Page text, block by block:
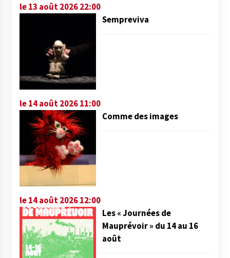
le 13 août 2026 22:00
Sempreviva
le 14 août 2026 11:00
Comme des images
le 14 août 2026 12:00
Les « Journées de
Mauprévoir » du 14 au 16
août